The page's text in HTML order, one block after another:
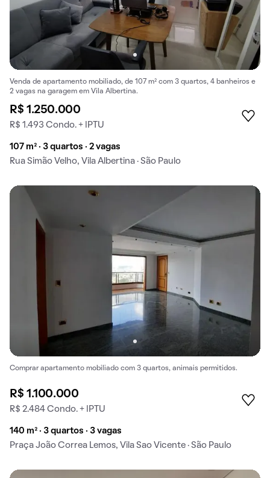
Venda de apartamento mobiliado, de 107 m² com 3 quartos, 4 banheiros e
2 vagas na garagem em Vila Albertina.
R$ 1.250.000
R$ 1.493 Condo. + IPTU
107 m² · 3 quartos · 2 vagas
Rua Simão Velho, Vila Albertina · São Paulo
Comprar apartamento mobiliado com 3 quartos, animais permitidos.
R$ 1.100.000
R$ 2.484 Condo. + IPTU
140 m² · 3 quartos · 3 vagas
Praça João Correa Lemos, Vila Sao Vicente · São Paulo